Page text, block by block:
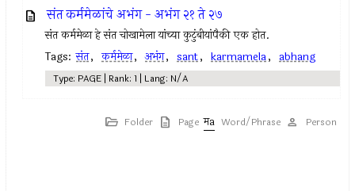
संत कर्ममेळांचे अभंग - अभंग २१ ते २७
संत कर्ममेळा हे संत चोखामेला यांच्या कुटुंबीयांपैकी एक होत.
Tags: संत, कर्ममेळा, अभंग, sant, karmamela, abhang
Type: PAGE | Rank: 1 | Lang: N/A
Folder Page Word/Phrase Person